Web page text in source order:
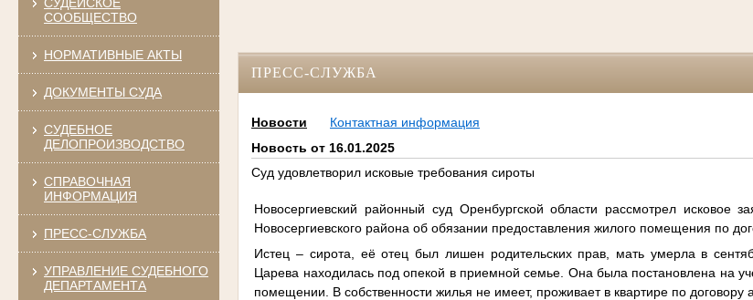
СООБЩЕСТВО
НОРМАТИВНЫЕ АКТЫ
ДОКУМЕНТЫ СУДА
СУДЕБНОЕ
ДЕЛОПРОИЗВОДСТВО
СПРАВОЧНАЯ
ИНФОРМАЦИЯ
ПРЕСС-СЛУЖБА
УПРАВЛЕНИЕ СУДЕБНОГО
ДЕПАРТАМЕНТА
ПРЕСС-СЛУЖБА
Новости
Контактная информация
Новость от 16.01.2025
Суд удовлетворил исковые требования сироты
Новосергиевский районный суд Оренбургской области рассмотрел исковое
Новосергиевского района об обязании предоставления жилого помещения по
Истец – сирота, её отец был лишен родительских прав, мать умерла в
Царева находилась под опекой в приемной семье. Она была постановлена на
помещении. В собственности жилья не имеет, проживает в квартире по договору